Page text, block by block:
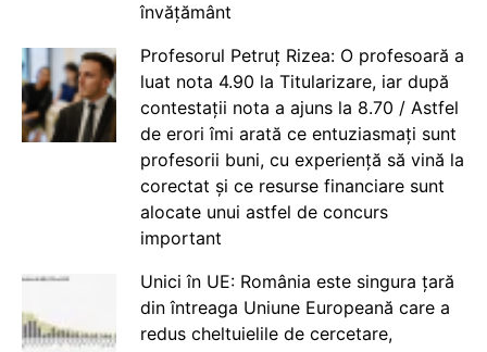
învățământ
Profesorul Petruț Rizea: O profesoară a
luat nota 4.90 la Titularizare, iar după
contestații nota a ajuns la 8.70 / Astfel
de erori îmi arată ce entuziasmați sunt
profesorii buni, cu experiență să vină la
corectat și ce resurse financiare sunt
alocate unui astfel de concurs
important
Unici în UE: România este singura țară
din întreaga Uniune Europeană care a
redus cheltuielile de cercetare,